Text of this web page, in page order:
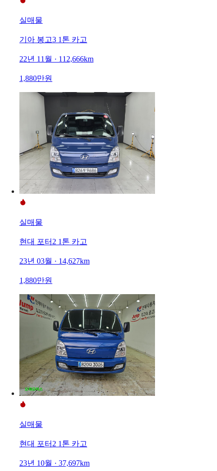
실매물
기아 봉고3 1톤 카고
22년 11월 · 112,666km
1,880만원
실매물
현대 포터2 1톤 카고
23년 03월 · 14,627km
1,880만원
실매물
현대 포터2 1톤 카고
23년 10월 · 37,697km